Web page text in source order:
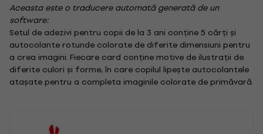
Aceasta este o traducere automată generată de un
software:
Setul de adezivi pentru copii de la 3 ani conține 5 cărți și
autocolante rotunde colorate de diferite dimensiuni pentru
a crea imagini. Fiecare card conține motive de ilustrații de
diferite culori și forme, în care copilul lipește autocolantele
atașate pentru a completa imaginile colorate de primăvară.